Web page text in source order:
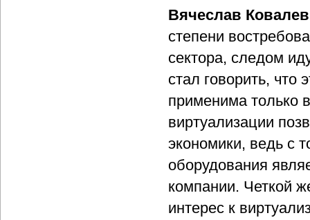
Вячеслав
степени
сектора, следом
стал говорить, что
применима только
виртуализации
экономики, ведь с
оборудования
компании. Четкой
интерес к